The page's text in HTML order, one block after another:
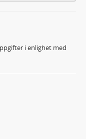
i enlighet med